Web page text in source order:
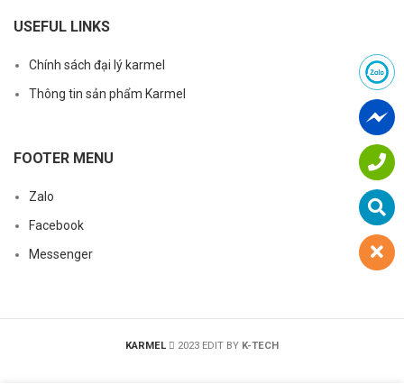
USEFUL LINKS
Chính sách đại lý karmel
Thông tin sản phẩm Karmel
FOOTER MENU
Zalo
Facebook
Messenger
KARMEL 2023 EDIT BY K-TECH